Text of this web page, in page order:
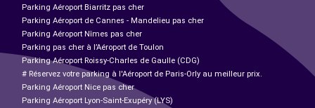
Parking Aéroport Biarritz pas cher
Parking Aéroport de Cannes - Mandelieu pas cher
Parking Aéroport Nîmes pas cher
Parking pas cher à l’Aéroport de Toulon
Parking Aéroport Roissy-Charles de Gaulle (CDG)
# Réservez votre parking à l'Aéroport de Paris-Orly au meilleur prix.
Parking Aéroport Nice pas cher
Parking Aéroport Lyon-Saint-Exupéry (LYS)